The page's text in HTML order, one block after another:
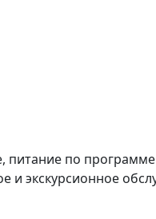
питание по программе
и экскурсионное